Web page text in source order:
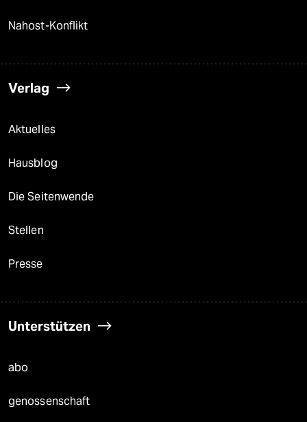
Nahost-Konflikt
Verlag
Aktuelles
Hausblog
Die Seitenwende
Stellen
Presse
Unterstützen
abo
genossenschaft